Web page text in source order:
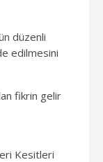
düzenli
edilmesini
fikrin gelir
Kesitleri